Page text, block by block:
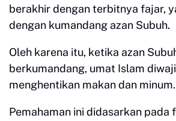
berakhir dengan terbitnya fajar,
dengan kumandang azan Subuh.
Oleh karena itu, ketika azan
berkumandang, umat Islam
menghentikan makan dan minum.
Pemahaman ini didasarkan pada